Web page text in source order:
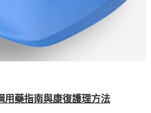
用藥指南與康復護理方法